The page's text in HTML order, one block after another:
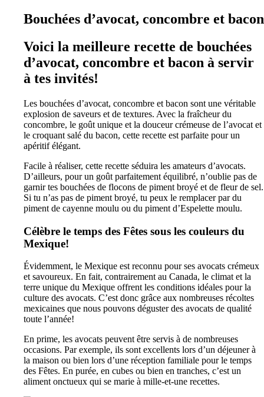
Bouchées d’avocat, concombre et bacon
Voici la meilleure recette de bouchées
d’avocat, concombre et bacon à servir
à tes invités!
Les bouchées d’avocat, concombre et bacon sont une véritable
explosion de saveurs et de textures. Avec la fraîcheur du
concombre, le goût unique et la douceur crémeuse de l’avocat et
le croquant salé du bacon, cette recette est parfaite pour un
apéritif élégant.
Facile à réaliser, cette recette séduira les amateurs d’avocats.
D’ailleurs, pour un goût parfaitement équilibré, n’oublie pas de
garnir tes bouchées de flocons de piment broyé et de fleur de sel.
Si tu n’as pas de piment broyé, tu peux le remplacer par du
piment de cayenne moulu ou du piment d’Espelette moulu.
Célèbre le temps des Fêtes sous les couleurs du
Mexique!
Évidemment, le Mexique est reconnu pour ses avocats crémeux
et savoureux. En fait, contrairement au Canada, le climat et la
terre unique du Mexique offrent les conditions idéales pour la
culture des avocats. C’est donc grâce aux nombreuses récoltes
mexicaines que nous pouvons déguster des avocats de qualité
toute l’année!
En prime, les avocats peuvent être servis à de nombreuses
occasions. Par exemple, ils sont excellents lors d’un déjeuner à
la maison ou bien lors d’une réception familiale pour le temps
des Fêtes. En purée, en cubes ou bien en tranches, c’est un
aliment onctueux qui se marie à mille-et-une recettes.